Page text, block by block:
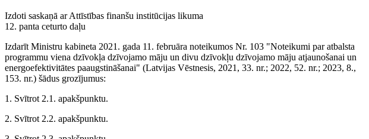
Izdoti saskaņā ar Attīstības finanšu institūcijas likuma
12. panta ceturto daļu
Izdarīt Ministru kabineta 2021. gada 11. februāra noteikumos Nr. 103 "Noteikumi par atbalsta
programmu viena dzīvokļa dzīvojamo māju un divu dzīvokļu dzīvojamo māju atjaunošanai un
energoefektivitātes paaugstināšanai" (Latvijas Vēstnesis, 2021, 33. nr.; 2022, 52. nr.; 2023, 8.,
153. nr.) šādus grozījumus:
1. Svītrot 2.1. apakšpunktu.
2. Svītrot 2.2. apakšpunktu.